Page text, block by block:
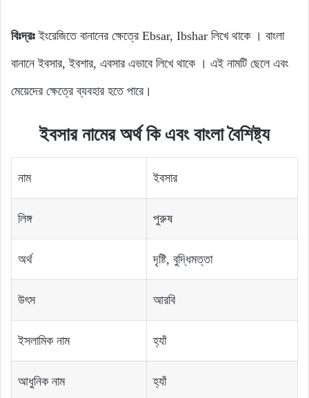
বিঃদ্রঃ ইংরেজিতে বানানের ক্ষেত্রে Ebsar, Ibshar লিখে থাকে । বাংলা
বানানে ইবসার, ইবশার, এবসার এভাবে লিখে থাকে । এই নামটি ছেলে এবং
মেয়েদের ক্ষেত্রে ব্যবহার হতে পারে।
ইবসার নামের অর্থ কি এবং বাংলা বৈশিষ্ট্য
নাম ইবসার
লিঙ্গ পুরুষ
অর্থ দৃষ্টি, বুদ্ধিমত্তা
উৎস আরবি
ইসলামিক নাম হ্যাঁ
আধুনিক নাম হ্যাঁ